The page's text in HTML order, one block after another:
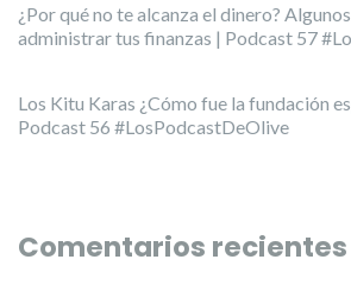
¿Por qué no te alcanza el dinero?
administrar tus finanzas | Podcast 57
Los Kitu Karas ¿Cómo fue la fundación
Podcast 56 #LosPodcastDeOlive
Comentarios recientes